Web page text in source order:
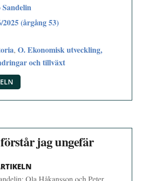
Sandelin
2025 (årgång 53)
,O. Ekonomisk utveckling,
och tillväxt
jag ungefär
Ola Håkansson och Peter